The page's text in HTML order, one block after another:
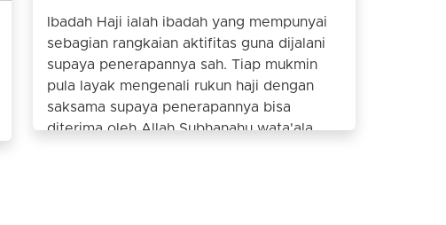
Ibadah Haji ialah ibadah yang mempunyai
sebagian rangkaian aktifitas guna dijalani
supaya penerapannya sah. Tiap mukmin
pula layak mengenali rukun haji dengan
saksama supaya penerapannya bisa
diterima oleh Allah Subhanahu wata'ala.